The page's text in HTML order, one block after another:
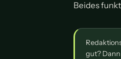
Beides
gut?